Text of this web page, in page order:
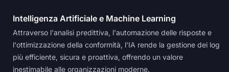
Intelligenza Artificiale e Machine Learning
Attraverso l'analisi predittiva, l'automazione delle risposte e
l'ottimizzazione della conformità, l'IA rende la gestione dei log
più efficiente, sicura e proattiva, offrendo un valore
inestimabile alle organizzazioni moderne.